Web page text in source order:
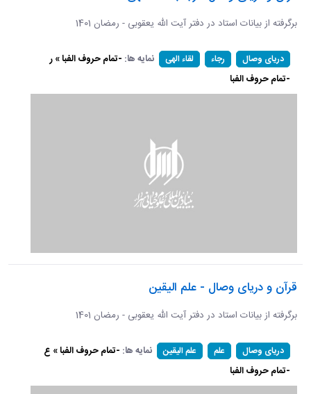
برگرفته از بیانات استاد در دفتر آیت الله یعقوبی - رمضان 1401
دریای وصال رجاء لقاء الهی نمایه ها: -تمام حروف الفبا » ر
-تمام حروف الفبا
قرآن و دریای وصال - علم الیقین
برگرفته از بیانات استاد در دفتر آیت الله یعقوبی - رمضان 1401
دریای وصال علم علم الیقین نمایه ها: -تمام حروف الفبا » ع
-تمام حروف الفبا